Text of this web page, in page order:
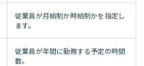
従業員が月給制か時給制かを指定し
ます。
従業員が年間に勤務する予定の時間
数。